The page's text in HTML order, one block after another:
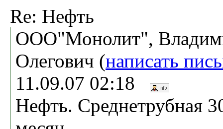
Re: Нефть
ООО"Монолит",
Олегович (написать
11.09.07 02:18
Нефть. Среднетрубная